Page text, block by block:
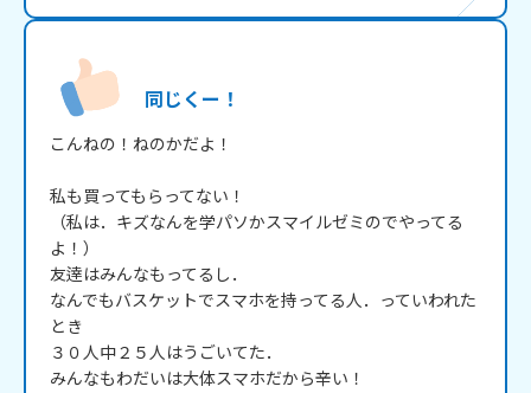
同じくー！
こんねの！ねのかだよ！
私も買ってもらってない！
（私は．キズなんを学パソかスマイルゼミのでやってる
よ！）
友逹はみんなもってるし．
なんでもバスケットでスマホを持ってる人．っていわれた
とき
３０人中２５人はうごいてた．
みんなもわだいは大体スマホだから辛い！